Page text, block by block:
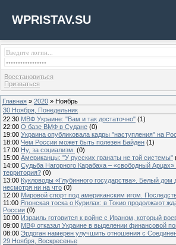
WPRISTAV.SU
Восстановиться
Призваться
Главная » 2020 » Ноябрь
30 Ноября, Понедельник
22:30 МВФ Украине: "Вам и так достаточно" (1)
22:00 О базе ВМФ в Судане (0)
19:00 Украина опубликовала кадры "наступления" на
18:00 Чем России может быть полезен Байден (1)
17:00 Ну, за социализм. (0)
15:00 Американцы: "У русских гранаты не той системы"
14:00 Судьба Нагорного Карабаха – «свободный Арцах»
территория? (0)
13:00 Кукловоды «Глубинного государства». Белый дом
несмотря ни на что (0)
12:00 Мировой спорт под американским игом.
11:00 Японская тоска о Курилах: в Токио продолжают
России (0)
10:00 Израиль готовится к войне с Ираном, который
09:00 МВФ отказал Украине в выделении финансовой
08:00 Эрдоган намерен улучшить отношения с
29 Ноября, Воскресенье